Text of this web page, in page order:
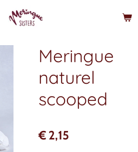
Meringue
naturel
scooped
€ 2,15